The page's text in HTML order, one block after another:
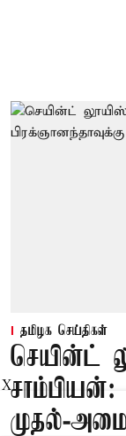
தமிழக செய்திகள்
செயின்ட்
சாம்பியன்:
முதல்-
X